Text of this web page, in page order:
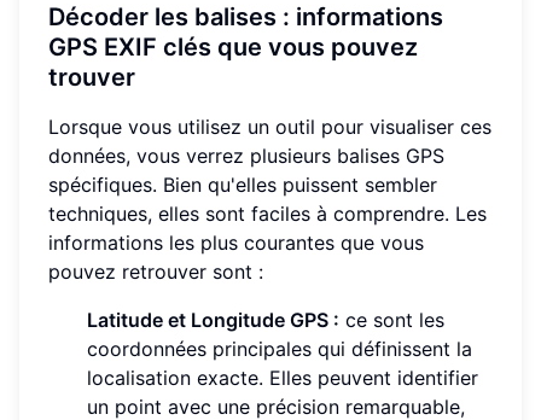
Décoder les balises : informations
GPS EXIF clés que vous pouvez
trouver
Lorsque vous utilisez un outil pour visualiser ces
données, vous verrez plusieurs balises GPS
spécifiques. Bien qu'elles puissent sembler
techniques, elles sont faciles à comprendre. Les
informations les plus courantes que vous
pouvez retrouver sont :
Latitude et Longitude GPS : ce sont les
coordonnées principales qui définissent la
localisation exacte. Elles peuvent identifier
un point avec une précision remarquable,